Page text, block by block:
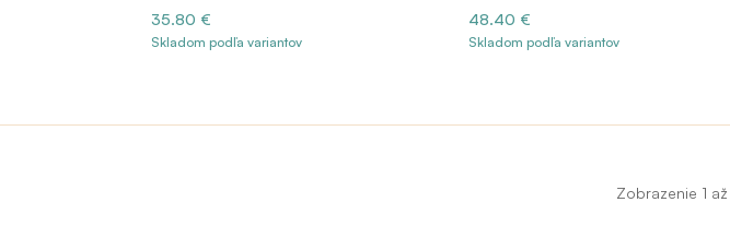
35.80 €
Skladom podľa variantov
48.40 €
Skladom podľa variantov
Zobrazenie 1